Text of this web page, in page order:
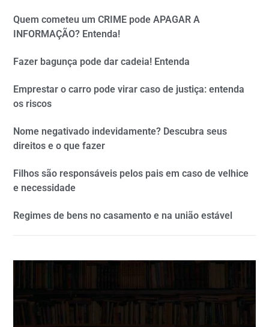
Quem cometeu um CRIME pode APAGAR A
INFORMAÇÃO? Entenda!
Fazer bagunça pode dar cadeia! Entenda
Emprestar o carro pode virar caso de justiça: entenda
os riscos
Nome negativado indevidamente? Descubra seus
direitos e o que fazer
Filhos são responsáveis pelos pais em caso de velhice
e necessidade
Regimes de bens no casamento e na união estável